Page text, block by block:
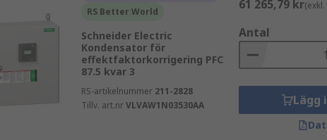
RS Better World
Schneider Electric
Kondensator för
effektfaktorkorrigering PFC
87.5 kvar 3
RS-artikelnummer 211-2828
Tillv. art.nrVLVAW1N03530AA
61 265,79 kr
Antal
Lägg